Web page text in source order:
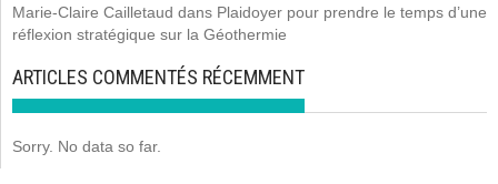
Marie-Claire Cailletaud dans Plaidoyer pour prendre le temps d’une
réflexion stratégique sur la Géothermie
ARTICLES COMMENTÉS RÉCEMMENT
Sorry. No data so far.